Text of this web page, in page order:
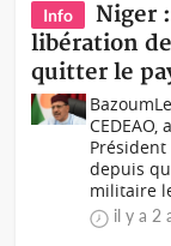
Info
Niger
libération
quitter le
depuis
militaire
il y a 2